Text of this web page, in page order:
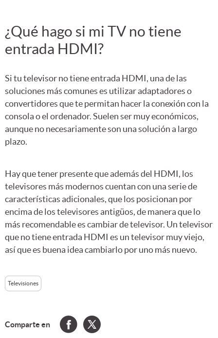
¿Qué hago si mi TV no tiene
entrada HDMI?
Si tu televisor no tiene entrada HDMI, una de las
soluciones más comunes es utilizar adaptadores o
convertidores que te permitan hacer la conexión con la
consola o el ordenador. Suelen ser muy económicos,
aunque no necesariamente son una solución a largo
plazo.
Hay que tener presente que además del HDMI, los
televisores más modernos cuentan con una serie de
características adicionales, que los posicionan por
encima de los televisores antigüos, de manera que lo
más recomendable es cambiar de televisor. Un televisor
que no tiene entrada HDMI es un televisor muy viejo,
así que es buena idea cambiarlo por uno más nuevo.
Televisiones
Comparte en